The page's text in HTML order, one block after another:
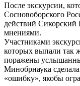
После экскурсии,
Сосновоборского
действий Сикорский
мнениями.
Участниками
которых выпали так
поражены
Минобрнаука
«ошибку», якобы